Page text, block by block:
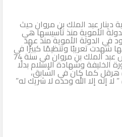
دينار عبد الملك بن مروان حيث
الأموية منذ تأسيسها هي
في الدولة الأموية منذ عهد
شهدت تعريبًا وتنظيمًا كبيرًا في
عهد الخليفة الأموي الخامس عبد الملك بن مروان في سنة 74
الخليفة وشهادة الإسلام بدلًا
هرقل كما كان في السابق،
إله إلا الله وحده لا شريك له”